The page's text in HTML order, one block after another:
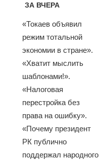
ЗА ВЧЕРА
«Токаев объявил
режим тотальной
экономии в стране».
«Хватит мыслить
шаблонами!».
«Налоговая
перестройка без
права на ошибку».
«Почему президент
РК публично
поддержал народного